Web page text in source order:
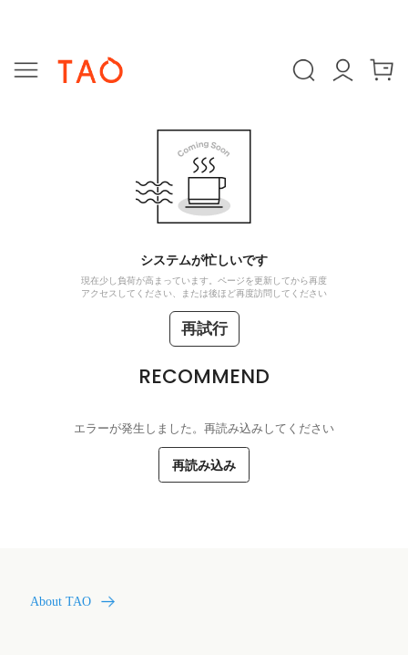
システムが忙しいです
現在少し負荷が高まっています。ページを更新してから再度
アクセスしてください、または後ほど再度訪問してください
再試行
RECOMMEND
エラーが発生しました。再読み込みしてください
再読み込み
About TAO